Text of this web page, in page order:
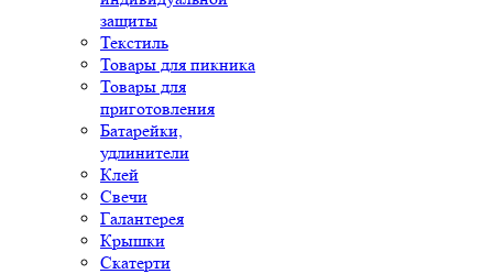
защиты
Текстиль
Товары для пикника
Товары для
приготовления
Батарейки,
удлинители
Клей
Свечи
Галантерея
Крышки
Скатерти